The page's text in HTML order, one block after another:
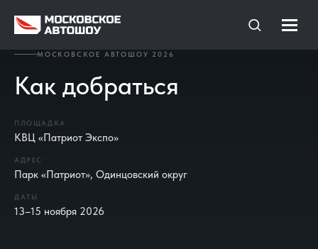
МОСКОВСКОЕ АВТОШОУ 2026
Как добраться
ПЛОЩАДКА
КВЦ «Патриот Экспо»
АДРЕС
Парк «Патриот», Одинцовский округ
ДАТЫ
13–15 ноября 2026